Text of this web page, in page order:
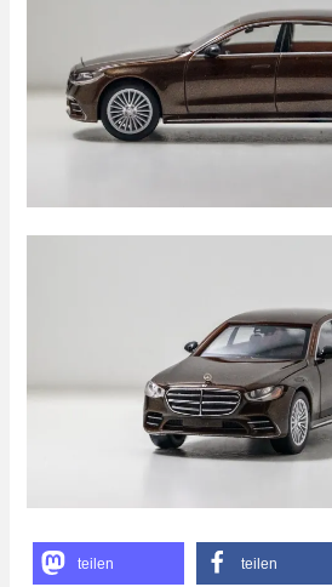
teilen teilen